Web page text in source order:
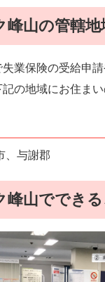
峰山の管轄地
業保険の受給申
の地域にお住まい
、与謝郡
峰山でできる